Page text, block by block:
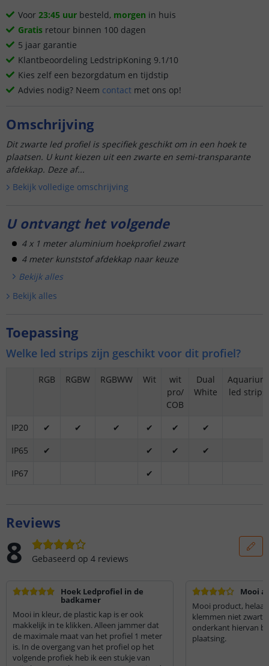
Voor 23:45 uur besteld, morgen in huis
Gratis retour binnen 100 dagen
5 jaar garantie
Klantbeoordeling LedstripKoning 9.1/10
Kies zelf een bezorgdatum en tijdstip
Advies nodig? Neem contact met ons op!
Omschrijving
Dit zwarte led profiel is specifiek geschikt om in een hoek te
plaatsen. U kunt kiezen uit een zwarte en semi-transparante
afdekkap. Deze af...
Bekijk volledige omschrijving
U ontvangt het volgende
4 x 1 meter aluminium hoekprofiel zwart
4 meter kunststof afdekkap naar keuze
Bekijk alles
Bekijk alles
Toepassing
Welke led strips zijn geschikt voor dit profiel?
RGB RGBW RGBWW Wit
wit
pro/
COB
Dual
White
Aquarium
led strips
IP20 ✔ ✔ ✔ ✔ ✔
✔
IP65
✔ ✔ ✔
✔
IP67
✔
Reviews
8 Gebaseerd op 4 reviews
Hoek Ledprofiel in de
badkamer
Mooi in kleur, de plastic kap is er ook
makkelijk in te klikken. Alleen jammer dat
de maximale maat van het profiel 1 meter
is. In de overgang van het profiel op het
volgende profiek heb ik een stukje van
Mooi
Mooi product,
klemmen niet zwart
onderkant hiervan
plaatsing.